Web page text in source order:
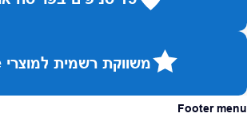
משווקת רשמית למוצרי Apple
Footer menu